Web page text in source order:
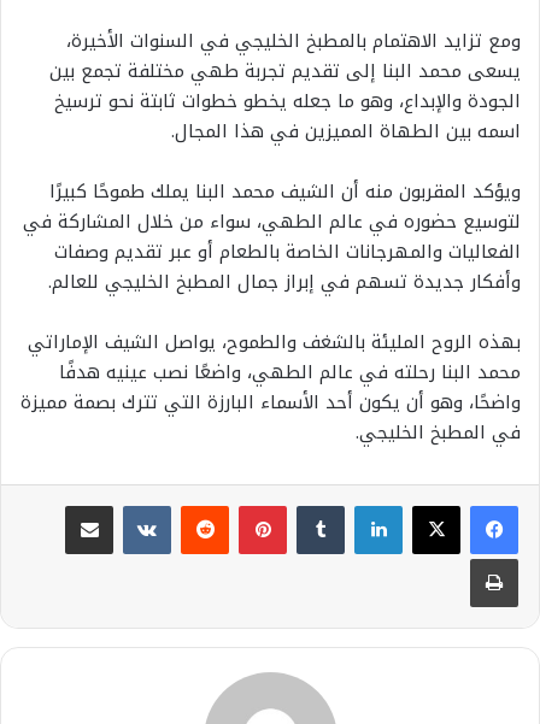
ومع تزايد الاهتمام بالمطبخ الخليجي في السنوات الأخيرة،
يسعى محمد البنا إلى تقديم تجربة طهي مختلفة تجمع بين
الجودة والإبداع، وهو ما جعله يخطو خطوات ثابتة نحو ترسيخ
اسمه بين الطهاة المميزين في هذا المجال.
ويؤكد المقربون منه أن الشيف محمد البنا يملك طموحًا كبيرًا
لتوسيع حضوره في عالم الطهي، سواء من خلال المشاركة في
الفعاليات والمهرجانات الخاصة بالطعام أو عبر تقديم وصفات
وأفكار جديدة تسهم في إبراز جمال المطبخ الخليجي للعالم.
بهذه الروح المليئة بالشغف والطموح، يواصل الشيف الإماراتي
محمد البنا رحلته في عالم الطهي، واضعًا نصب عينيه هدفًا
واضحًا، وهو أن يكون أحد الأسماء البارزة التي تترك بصمة مميزة
في المطبخ الخليجي.
لينكدإن بينتيريست
مشاركة عبر البريد
طباعة